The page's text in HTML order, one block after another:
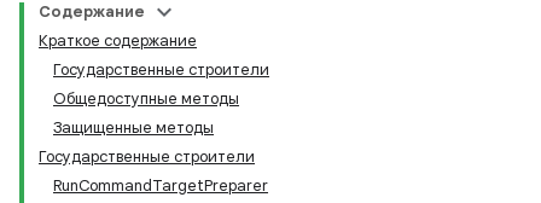
Содержание
Краткое содержание
Государственные строители
Общедоступные методы
Защищенные методы
Государственные строители
RunCommandTargetPreparer